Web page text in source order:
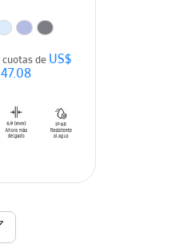
Hasta 12 cuotas deUS$
47.08